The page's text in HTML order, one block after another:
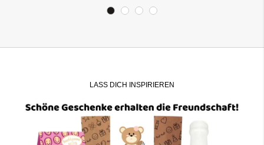
LASS DICH INSPIRIEREN